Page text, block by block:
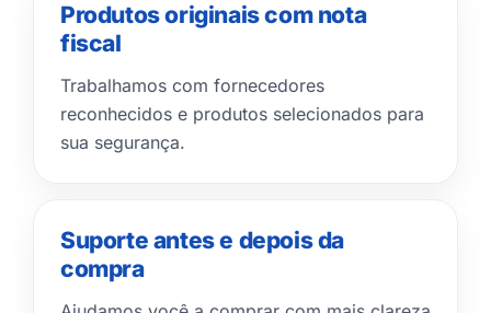
Produtos originais com nota
fiscal
Trabalhamos com fornecedores
reconhecidos e produtos selecionados para
sua segurança.
Suporte antes e depois da
compra